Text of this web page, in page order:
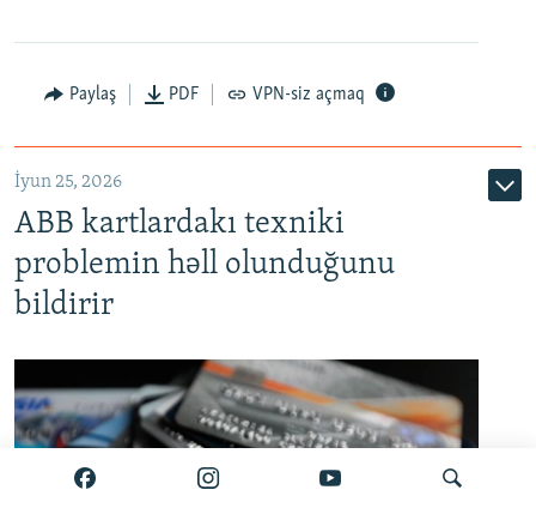
Auto 240p 360p 480p
720p 1080p
Paylaş PDF VPN-siz açmaq
İyun 25, 2026
ABB kartlardakı texniki
problemin həll olunduğunu
bildirir